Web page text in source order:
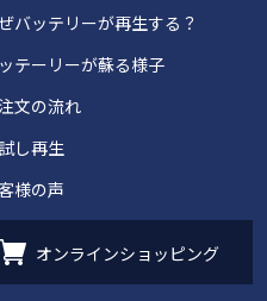
バッテリーが再生する？
テーリーが蘇る様子
文の流れ
し再生
様の声
オンラインショッピング